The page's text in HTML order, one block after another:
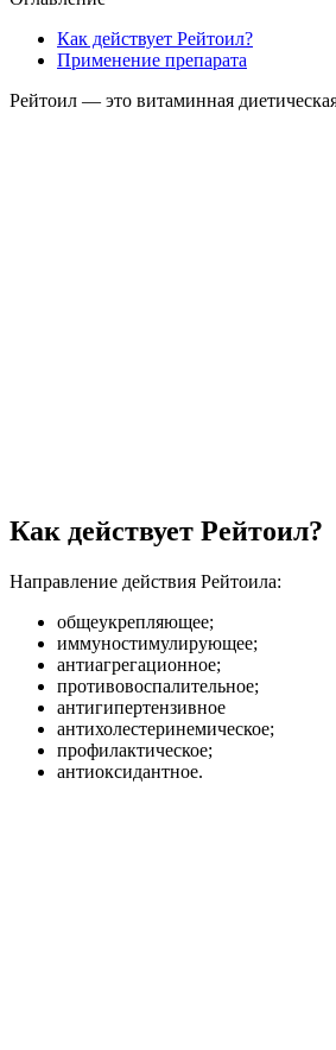
Как действует Рейтоил?
Применение препарата
Рейтоил — это витаминная
Как действует Рейтоил?
Направление действия Рейтоила:
общеукрепляющее;
иммуностимулирующее;
антиагрегационное;
противовоспалительное;
антигипертензивное
антихолестеринемическое;
профилактическое;
антиоксидантное.